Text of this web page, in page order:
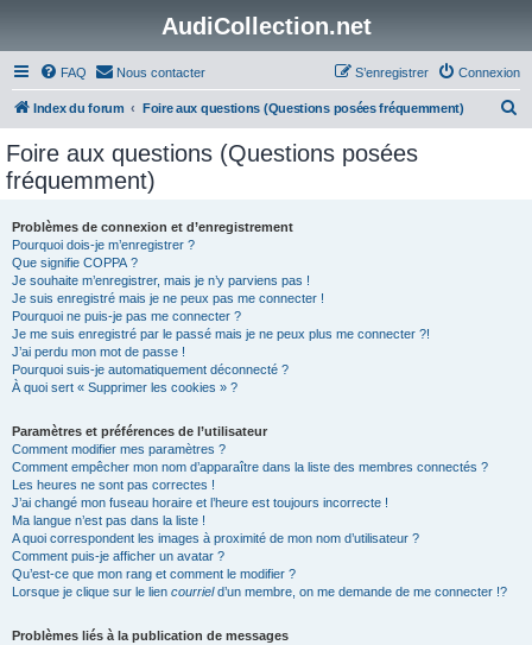
AudiCollection.net
FAQ Nous contacter Connexion
S’enregistrer
Index du forum Foire aux questions (Questions posées fréquemment)
Foire aux questions (Questions posées
fréquemment)
Problèmes de connexion et d’enregistrement
Pourquoi dois-je m’enregistrer ?
Que signifie COPPA ?
Je souhaite m’enregistrer, mais je n’y parviens pas !
Je suis enregistré mais je ne peux pas me connecter !
Pourquoi ne puis-je pas me connecter ?
Je me suis enregistré par le passé mais je ne peux plus me connecter ?!
J’ai perdu mon mot de passe !
Pourquoi suis-je automatiquement déconnecté ?
À quoi sert « Supprimer les cookies » ?
Paramètres et préférences de l’utilisateur
Comment modifier mes paramètres ?
Comment empêcher mon nom d’apparaître dans la liste des membres connectés ?
Les heures ne sont pas correctes !
J’ai changé mon fuseau horaire et l’heure est toujours incorrecte !
Ma langue n’est pas dans la liste !
A quoi correspondent les images à proximité de mon nom d’utilisateur ?
Comment puis-je afficher un avatar ?
Qu’est-ce que mon rang et comment le modifier ?
Lorsque je clique sur le lien courrield’un membre, on me demande de me connecter !?
Problèmes liés à la publication de messages